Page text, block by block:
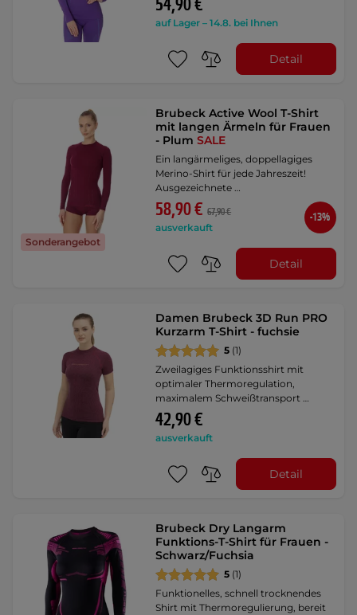
54,90 €
auf Lager – 14.8. bei Ihnen
Detail
Sonderangebot
Brubeck Active Wool T-Shirt
mit langen Ärmeln für Frauen
- PlumSALE
Ein langärmeliges, doppellagiges
Merino-Shirt für jede Jahreszeit!
Ausgezeichnete …
58,90 € 67,90 €
ausverkauft
-13%
Detail
Damen Brubeck 3D Run PRO
Kurzarm T-Shirt - fuchsie
5 (1)
Zweilagiges Funktionsshirt mit
optimaler Thermoregulation,
maximalem Schweißtransport …
42,90 €
ausverkauft
Detail
Brubeck Dry Langarm
Funktions-T-Shirt für Frauen -
Schwarz/Fuchsia
5 (1)
Funktionelles, schnell trocknendes
Shirt mit Thermoregulierung, bereit